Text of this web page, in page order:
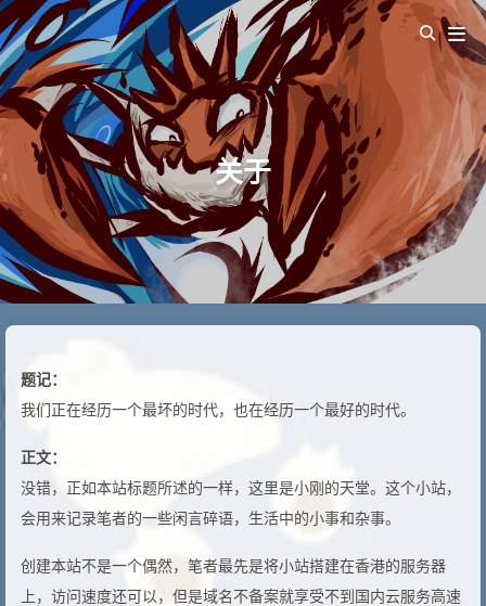
关于
题记：
我们正在经历一个最坏的时代，也在经历一个最好的时代。
正文：
没错，正如本站标题所述的一样，这里是小刚的天堂。这个小站，
会用来记录笔者的一些闲言碎语，生活中的小事和杂事。
创建本站不是一个偶然，笔者最先是将小站搭建在香港的服务器
上，访问速度还可以，但是域名不备案就享受不到国内云服务高速